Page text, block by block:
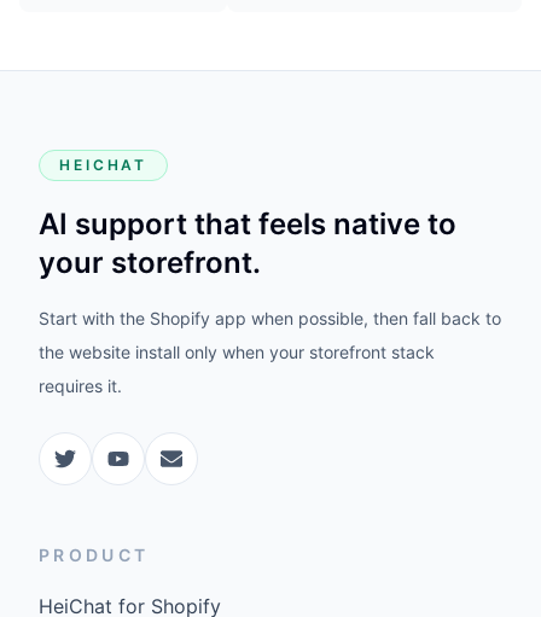
HEICHAT
AI support that feels native to
your storefront.
Start with the Shopify app when possible, then fall back to
the website install only when your storefront stack
requires it.
PRODUCT
HeiChat for Shopify